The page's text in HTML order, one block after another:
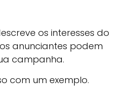
os interesses do
anunciantes podem
campanha.
com um exemplo.